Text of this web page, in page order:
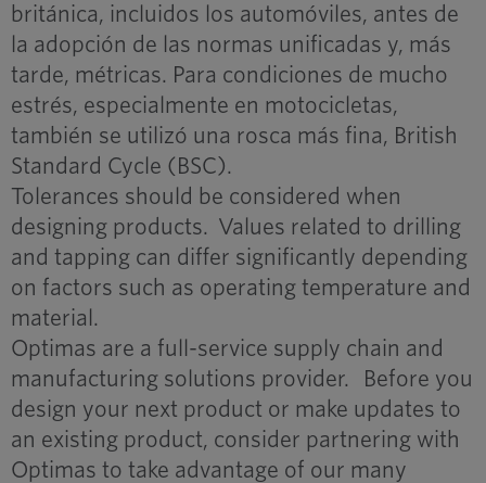
británica, incluidos los automóviles, antes de
la adopción de las normas unificadas y, más
tarde, métricas. Para condiciones de mucho
estrés, especialmente en motocicletas,
también se utilizó una rosca más fina, British
Standard Cycle (BSC).
Tolerances should be considered when
designing products. Values related to drilling
and tapping can differ significantly depending
on factors such as operating temperature and
material.
Optimas are a full-service supply chain and
manufacturing solutions provider. Before you
design your next product or make updates to
an existing product, consider partnering with
Optimas to take advantage of our many